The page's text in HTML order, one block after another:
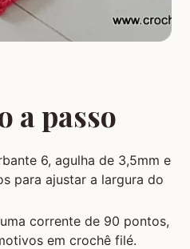
a passo
6, agulha de 3,5mm e
para ajustar a largura do
corrente de 90 pontos,
em crochê filé.